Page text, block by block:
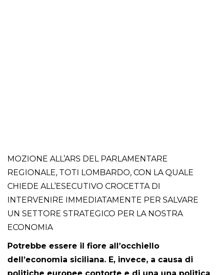
MOZIONE ALL’ARS DEL PARLAMENTARE
REGIONALE, TOTI LOMBARDO, CON LA QUALE
CHIEDE ALL’ESECUTIVO CROCETTA DI
INTERVENIRE IMMEDIATAMENTE PER SALVARE
UN SETTORE STRATEGICO PER LA NOSTRA
ECONOMIA
Potrebbe essere il fiore all’occhiello
dell’economia siciliana. E, invece, a causa di